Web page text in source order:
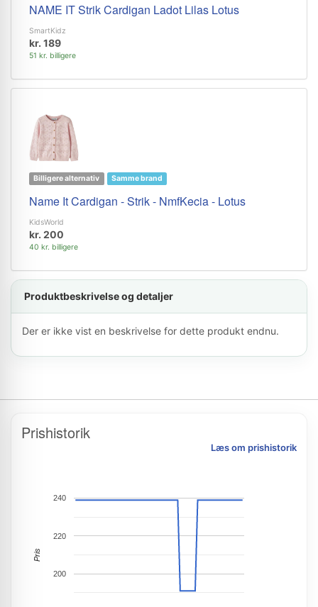
NAME IT Strik Cardigan Ladot Lilas Lotus
SmartKidz
kr. 189
51 kr. billigere
Billigere alternativ Samme brand
Name It Cardigan - Strik - NmfKecia - Lotus
KidsWorld
kr. 200
40 kr. billigere
Produktbeskrivelse og detaljer
Der er ikke vist en beskrivelse for dette produkt endnu.
Prishistorik
Læs om prishistorik
200
220
240
Pris